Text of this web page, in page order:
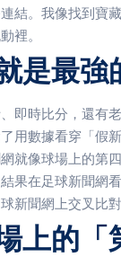
結。我像找到寶
裡。
是最強
即時比分，還有
用數據看穿「假
就像球場上的第
在足球新聞網
聞網上交叉比
上的「